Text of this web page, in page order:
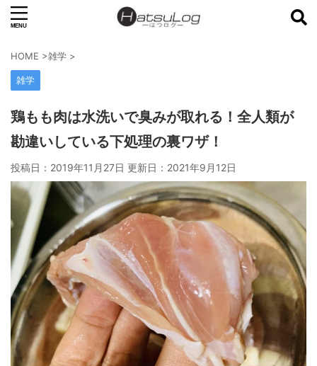
HOME >雑学 >
雑学
鶏もも肉は水洗いで臭みが取れる！全人類が
勘違いしている下処理の裏ワザ！
投稿日：2019年11月27日 更新日： 2021年9月12日